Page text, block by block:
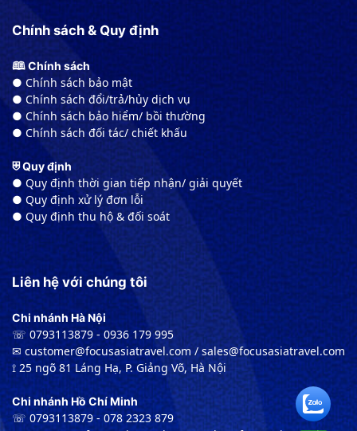
Chính sách & Quy định
🕮 Chính sách
● Chính sách bảo mật
● Chính sách đổi/trả/hủy dịch vụ
● Chính sách bảo hiểm/ bồi thường
● Chính sách đối tác/ chiết khấu
⛨ Quy định
● Quy định thời gian tiếp nhận/ giải quyết
● Quy định xử lý đơn lỗi
● Quy định thu hộ & đối soát
Liên hệ với chúng tôi
Chi nhánh Hà Nội
☏ 0793113879 - 0936 179 995
✉︎ customer@focusasiatravel.com / sales@focusasiatravel.com
⟟ 25 ngõ 81 Láng Hạ, P. Giảng Võ, Hà Nội
Chi nhánh Hồ Chí Minh
☏ 0793113879 - 078 2323 879